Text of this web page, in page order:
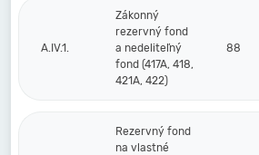
A.IV.1.
Zákonný
rezervný fond
a nedeliteľný
fond (417A, 418,
421A, 422)
88
Rezervný fond
na vlastné